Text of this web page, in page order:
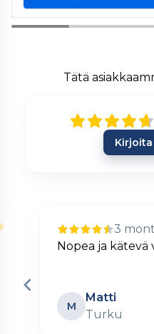
Tätä
3
Nopea ja
M
Matti
Turku